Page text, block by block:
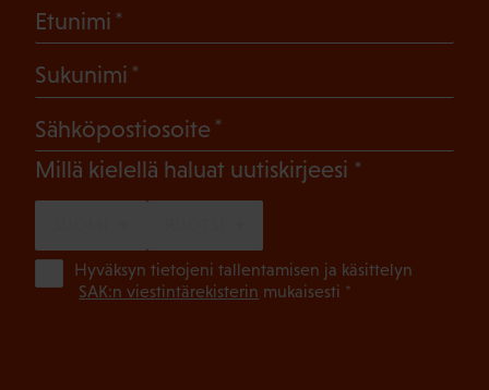
Etunimi
Sukunimi
Sähköpostiosoite
Millä kielellä haluat uutiskirjeesi (Pakollinen)
Hyväksyn tietojeni tallentamisen ja käsittelyn
SAK:n viestintärekisterin mukaisesti *